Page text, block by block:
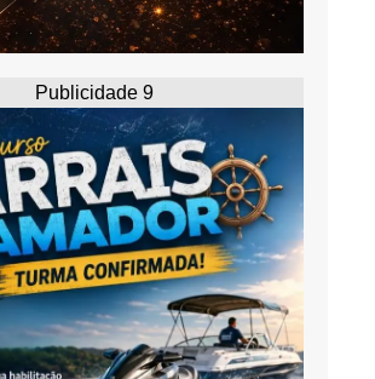
Publicidade 9